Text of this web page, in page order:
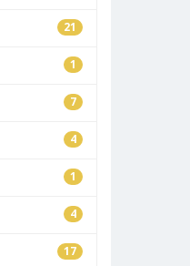
21
1
7
4
1
4
17